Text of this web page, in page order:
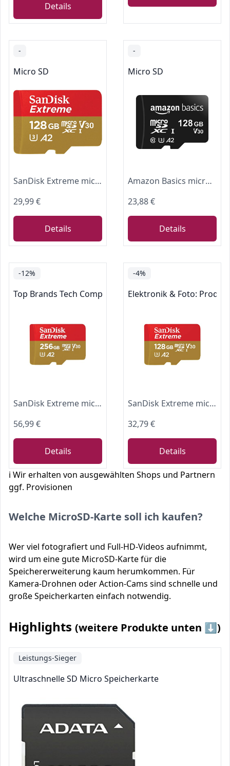
Details
-
Micro SD
SanDisk Extreme microSDXC UHS-I Speicherkarte 128 GB für Actioncams und Drohnen + Adapter + RescuePRO Deluxe (bis zu 190 MB/s, A2, Class 10, U3, V30)
29,99 €
Details
-
Micro SD
Amazon Basics microSDXC-Speicherkarte mit Adapter in voller Größe, A2, U3, Lesegeschwindigkeit bis zu 100 MB/s, 128 GB, Schwarz
23,88 €
Details
-12%
Top Brands Tech Computer Components
SanDisk Extreme microSDXC UHS-I Speicherkarte 256 GB + Adapter (Für Smartphones, Actionkameras und Drohnen, A2, C10, V30, U3, 190 MB/s Übertragung, RescuePRO Deluxe)
56,99 €
Details
-4%
Elektronik & Foto:
SanDisk Extreme microSDXC UHS-I Speicherkarte 128 GB + Adapter (Für Smartphones, Actionkameras und Drohnen, A2, C10, V30, U3, 190 MB/s Übertragung, RescuePRO Deluxe)
32,79 €
Details
ℹ️ Wir erhalten von ausgewählten Shops und Partnern
ggf. Provisionen
Welche MicroSD-Karte soll ich kaufen?
Wer viel fotografiert und Full-HD-Videos aufnimmt,
wird um eine gute MicroSD-Karte für die
Speichererweiterung kaum herumkommen. Für
Kamera-Drohnen oder Action-Cams sind schnelle und
große Speicherkarten einfach notwendig.
Highlights (weitere Produkte unten ⬇️)
Leistungs-Sieger
Ultraschnelle SD Micro Speicherkarte